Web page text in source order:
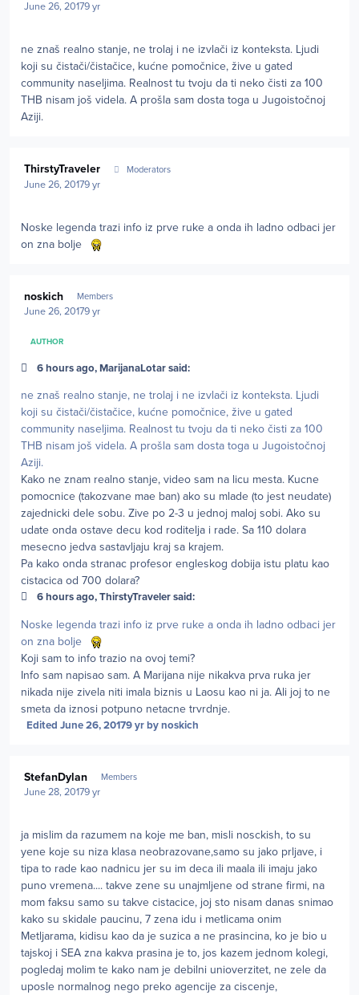
June 26, 20179 yr
ne znaš realno stanje, ne trolaj i ne izvlači iz konteksta. Ljudi
koji su čistači/čistačice, kućne pomočnice, žive u gated
community naseljima. Realnost tu tvoju da ti neko čisti za 100
THB nisam još videla. A prošla sam dosta toga u Jugoistočnoj
Aziji.
ThirstyTraveler Moderators
June 26, 20179 yr
Noske legenda trazi info iz prve ruke a onda ih ladno odbaci jer
on zna bolje
noskich Members
June 26, 20179 yr
AUTHOR
6 hours ago, MarijanaLotar said:
ne znaš realno stanje, ne trolaj i ne izvlači iz konteksta. Ljudi
koji su čistači/čistačice, kućne pomočnice, žive u gated
community naseljima. Realnost tu tvoju da ti neko čisti za 100
THB nisam još videla. A prošla sam dosta toga u Jugoistočnoj
Aziji.
Kako ne znam realno stanje, video sam na licu mesta. Kucne
pomocnice (takozvane mae ban) ako su mlade (to jest neudate)
zajednicki dele sobu. Zive po 2-3 u jednoj maloj sobi. Ako su
udate onda ostave decu kod roditelja i rade. Sa 110 dolara
mesecno jedva sastavljaju kraj sa krajem.
Pa kako onda stranac profesor engleskog dobija istu platu kao
cistacica od 700 dolara?
6 hours ago, ThirstyTraveler said:
Noske legenda trazi info iz prve ruke a onda ih ladno odbaci jer
on zna bolje
Koji sam to info trazio na ovoj temi?
Info sam napisao sam. A Marijana nije nikakva prva ruka jer
nikada nije zivela niti imala biznis u Laosu kao ni ja. Ali joj to ne
smeta da iznosi potpuno netacne trvrdnje.
Edited June 26, 20179 yrby noskich
StefanDylan Members
June 28, 20179 yr
ja mislim da razumem na koje me ban, misli nosckish, to su
yene koje su niza klasa neobrazovane,samo su jako prljave, i
tipa to rade kao nadnicu jer su im deca ili maala ili imaju jako
puno vremena.... takve zene su unajmljene od strane firmi, na
mom faksu samo su takve cistacice, joj sto nisam danas snimao
kako su skidale paucinu, 7 zena idu i metlicama onim
Metljarama, kidisu kao da je suzica a ne prasincina, ko je bio u
tajskoj i SEA zna kakva prasina je to, jos kazem jednom kolegi,
pogledaj molim te kako nam je debilni unioverzitet, ne zele da
uposle normalnog nego preko agencije za ciscenje,